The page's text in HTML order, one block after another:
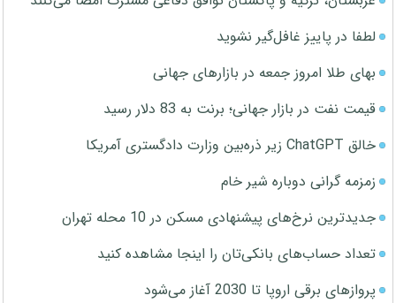
لطفا در پاییز غافل‌گیر نشوید
بهای طلا امروز جمعه در بازارهای جهانی
قیمت نفت در بازار جهانی؛ برنت به 83 دلار رسید
خالق ChatGPT زیر ذره‌بین وزارت دادگستری آمریکا
زمزمه گرانی دوباره شیر خام
جدیدترین نرخ‌های پیشنهادی مسکن در 10 محله تهران
تعداد حساب‌های بانکی‌تان را اینجا مشاهده کنید
پروازهای برقی اروپا تا 2030 آغاز می‌شود